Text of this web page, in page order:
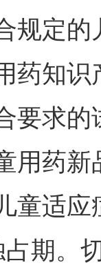
规定
药知
要求
用药
童适
期。